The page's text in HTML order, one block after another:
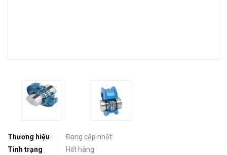
Thương hiệu
Đang cập nhật
Tình trạng
Hết hàng